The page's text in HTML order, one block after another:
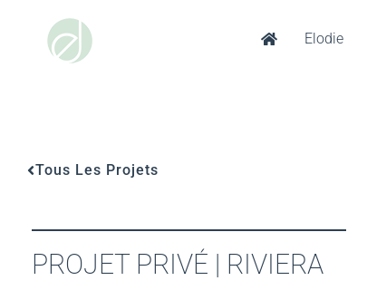
Elodie
Tous Les Projets
PROJET PRIVÉ | RIVIERA